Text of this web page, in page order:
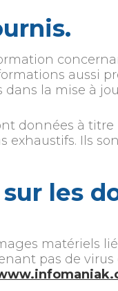
aussi
la mise à
données à titre
Ils
les
matériels
pas de